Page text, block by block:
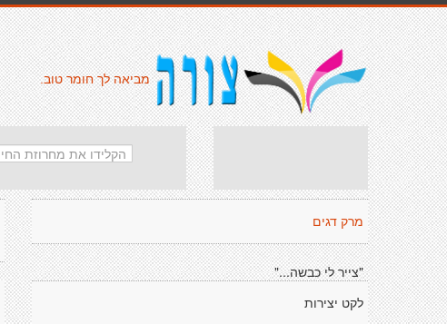
מביאה לך חומר טוב.
מרק דגים
"צייר לי כבשה..."
לקט יצירות